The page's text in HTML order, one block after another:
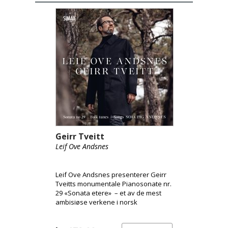
Geirr Tveitt
Leif Ove Andsnes
Leif Ove Andsnes presenterer Geirr
Tveitts monumentale Pianosonate nr.
29 «Sonata etere» – et av de mest
ambisiøse verkene i norsk